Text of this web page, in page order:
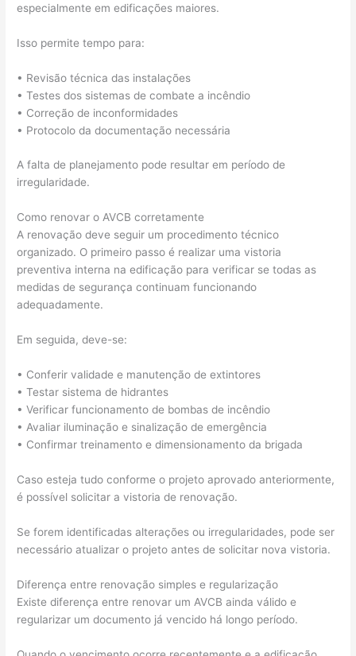
especialmente em edificações maiores.
Isso permite tempo para:
• Revisão técnica das instalações
• Testes dos sistemas de combate a incêndio
• Correção de inconformidades
• Protocolo da documentação necessária
A falta de planejamento pode resultar em período de
irregularidade.
Como renovar o AVCB corretamente
A renovação deve seguir um procedimento técnico
organizado. O primeiro passo é realizar uma vistoria
preventiva interna na edificação para verificar se todas as
medidas de segurança continuam funcionando
adequadamente.
Em seguida, deve-se:
• Conferir validade e manutenção de extintores
• Testar sistema de hidrantes
• Verificar funcionamento de bombas de incêndio
• Avaliar iluminação e sinalização de emergência
• Confirmar treinamento e dimensionamento da brigada
Caso esteja tudo conforme o projeto aprovado anteriormente,
é possível solicitar a vistoria de renovação.
Se forem identificadas alterações ou irregularidades, pode ser
necessário atualizar o projeto antes de solicitar nova vistoria.
Diferença entre renovação simples e regularização
Existe diferença entre renovar um AVCB ainda válido e
regularizar um documento já vencido há longo período.